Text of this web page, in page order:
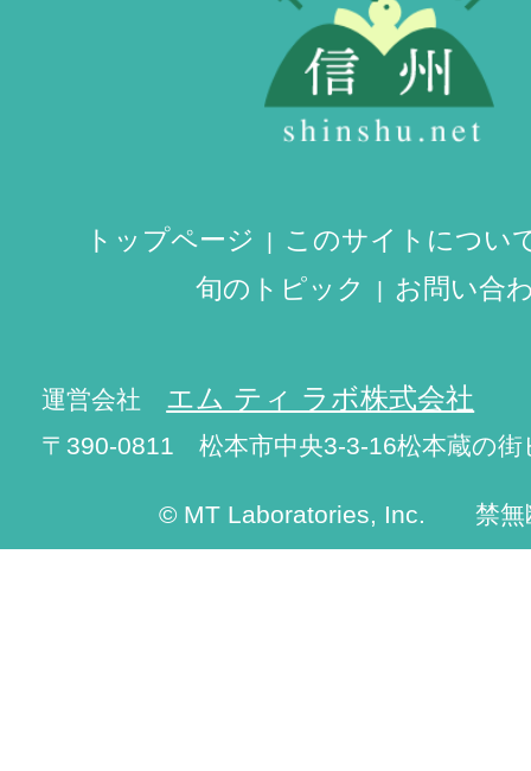
トップページ
このサイトについ
旬のトピック
お問い合
運営会社 エム ティ ラボ株式会社
〒390-0811 松本市中央3-3-16松本蔵の街
© MT Laboratories, Inc. 禁無